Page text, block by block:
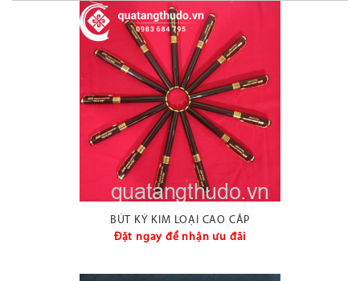
BÚT KÝ KIM LOẠI CAO CẤP
Đặt ngay để nhận ưu đãi